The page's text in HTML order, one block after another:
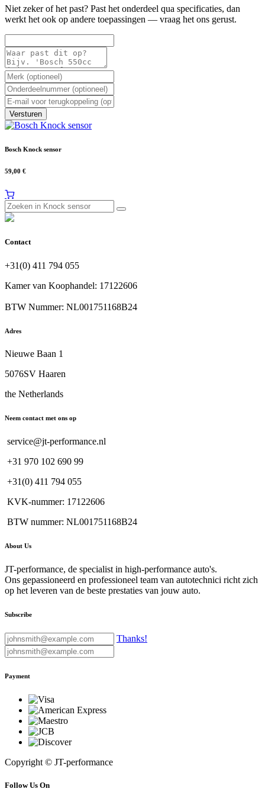
Niet zeker of het past? Past het onderdeel qua specificaties, dan
werkt het ook op andere toepassingen — vraag het ons gerust.
Versturen
Bosch Knock sensor
59,00 €
Contact
+31(0) 411 794 055
Kamer van Koophandel: 17122606
BTW Nummer: NL001751168B24
Adres
Nieuwe Baan 1
5076SV Haaren
the Netherlands
Neem contact met ons op
service@jt-performance.nl
+31 970 102 690 99
+31(0) 411 794 055
KVK-nummer: 17122606
BTW nummer: NL001751168B24
About Us
JT-performance, de specialist in high-performance auto's.
Ons gepassioneerd en professioneel team van autotechnici richt zich
op het leveren van de beste prestaties van jouw auto.
Subscribe
Thanks!
Payment
Copyright © JT-performance
Follow Us On